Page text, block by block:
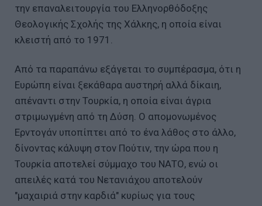
την επαναλειτουργία του Ελληνορθόδοξης
Θεολογικής Σχολής της Χάλκης, η οποία είναι
κλειστή από το 1971.
Από τα παραπάνω εξάγεται το συμπέρασμα, ότι η
Ευρώπη είναι ξεκάθαρα αυστηρή αλλά δίκαιη,
απέναντι στην Τουρκία, η οποία είναι άγρια
στριμωγμένη από τη Δύση. Ο απομονωμένος
Ερντογάν υποπίπτει από το ένα λάθος στο άλλο,
δίνοντας κάλυψη στον Πούτιν, την ώρα που η
Τουρκία αποτελεί σύμμαχο του ΝΑΤΟ, ενώ οι
απειλές κατά του Νετανιάχου αποτελούν
"μαχαιριά στην καρδιά" κυρίως για τους